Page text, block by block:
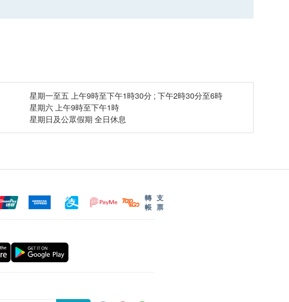
星期一至五 上午9時至下午1時30分 ; 下午2時30分至6時
星期六 上午9時至下午1時
星期日及公眾假期 全日休息
轉
帳
支
票